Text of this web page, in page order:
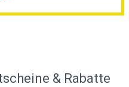
& Rabatte